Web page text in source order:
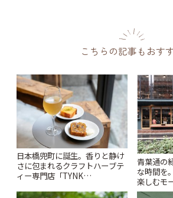
こちらの記事もおす
日本橋兜町に誕生。香りと静け
さに包まれるクラフトハーブテ
ィー専門店「TYNK
青葉通の
な時間を
楽しむモ
とりっぷ